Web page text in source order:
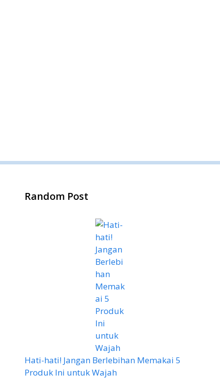
Random Post
Hati-hati! Jangan Berlebihan Memakai 5
Produk Ini untuk Wajah